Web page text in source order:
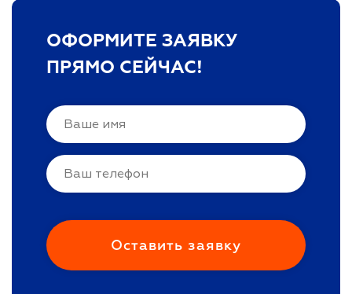
ОФОРМИТЕ ЗАЯВКУ
ПРЯМО СЕЙЧАС!